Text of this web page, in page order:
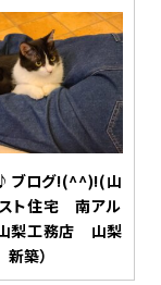
ブログ!(^^)!(山
ト住宅 南アル
梨工務店 山梨
新築）